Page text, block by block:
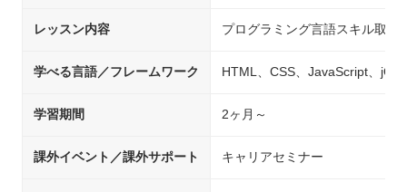
レッスン内容 プログラミング言語スキル取得
学べる言語／フレームワーク HTML、CSS、JavaScript、
学習期間 2ヶ月～
課外イベント／課外サポート キャリアセミナー